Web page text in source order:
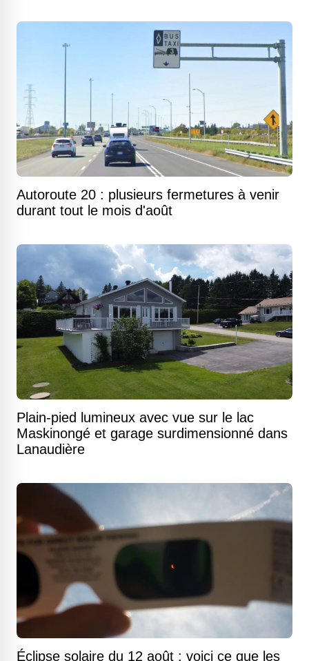
Autoroute 20 : plusieurs fermetures à venir
durant tout le mois d'août
Plain-pied lumineux avec vue sur le lac
Maskinongé et garage surdimensionné dans
Lanaudière
Éclipse solaire du 12 août : voici ce que les